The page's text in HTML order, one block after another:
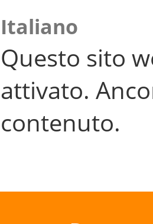
Italiano
Questo sito
attivato.
contenuto.